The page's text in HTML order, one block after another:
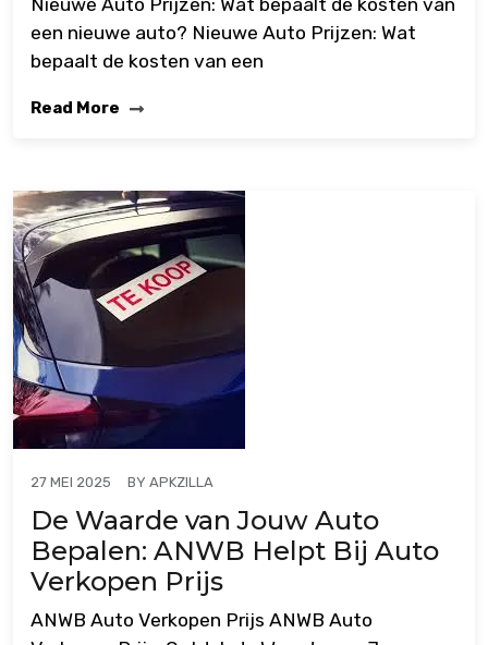
Nieuwe Auto Prijzen: Wat bepaalt de kosten van
een nieuwe auto? Nieuwe Auto Prijzen: Wat
bepaalt de kosten van een
Read More
27 MEI 2025 BY APKZILLA
De Waarde van Jouw Auto
Bepalen: ANWB Helpt Bij Auto
Verkopen Prijs
ANWB Auto Verkopen Prijs ANWB Auto